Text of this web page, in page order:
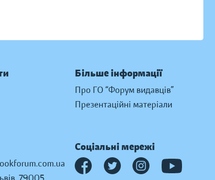
Більше інформації
Про ГО “Форум видавців”
Презентаційні матеріали
Соціальні мережі